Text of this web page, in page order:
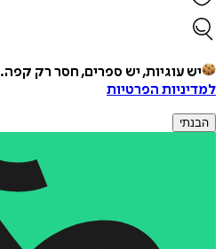
יש עוגיות, יש ספרים, חסר רק קפה.
למדיניות הפרטיות
הבנתי